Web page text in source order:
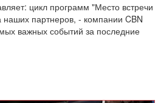
цикл программ "Место встречи
партнеров, - компании CBN
важных событий за последние